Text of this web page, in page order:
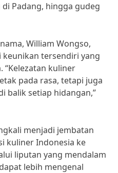
Padang, hingga gudeg
William Wongso,
tersendiri yang
kuliner
pada rasa, tetapi juga
balik setiap hidangan,”
menjadi jembatan
kuliner Indonesia ke
liputan yang mendalam
lebih mengenal